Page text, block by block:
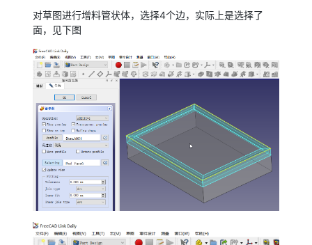
对草图进行增料管状体，选择4个边，实际上是选择了
面，见下图